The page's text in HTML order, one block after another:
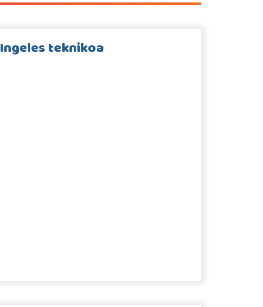
Ingeles teknikoa